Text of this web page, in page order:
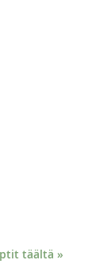
täältä »